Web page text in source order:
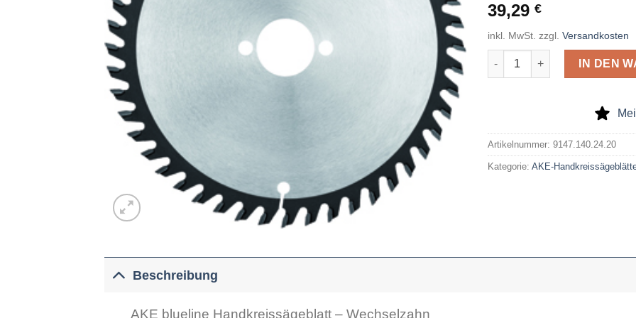
39,29 €
inkl. MwSt. zzgl. Versandkosten
AKE Handkreissägeblatt 140
IN DEN
Artikelnummer: 9147.140.24.20
Kategorie: AKE-
Beschreibung
AKE blueline Handkreissägeblatt – Wechselzahn